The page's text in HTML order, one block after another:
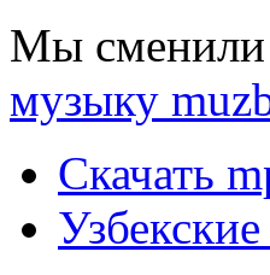
Мы сменили
музыку
Скачать